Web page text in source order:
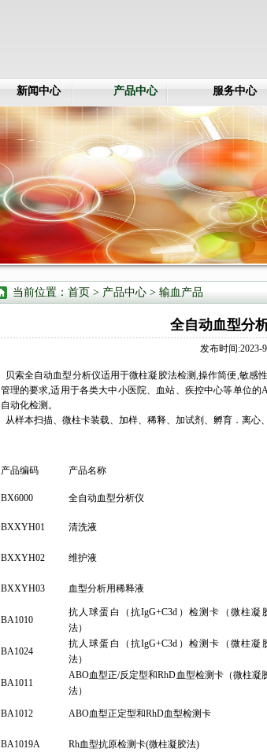
新闻中心 产品中心 服务中心
当前位置： 首页 > 产品中心 > 输血产品
全自动血型分
发布时间
贝索全自动血型分析仪适用于微柱凝胶法检测,操作简便,敏感
管理的要求,适用于各类大中小医院、血站、疾控中心等单位
自动化检测。
从样本扫描、微柱卡装载、加样、稀释、加试剂、孵育．离心
产品编码 产品名称
BX6000 全自动血型分析仪
BXXYH01 清洗液
BXXYH02 维护液
BXXYH03 血型分析用稀释液
BA1010
抗人球蛋白（抗IgG+C3d）检测卡（微柱凝
法）
BA1024
抗人球蛋白（抗IgG+C3d）检测卡（微柱凝
法）
BA1011
ABO血型正/反定型和RhD血型检测卡（微柱凝
法）
BA1012 ABO血型正定型和RhD血型检测卡
BA1019A Rh血型抗原检测卡(微柱凝胶法)